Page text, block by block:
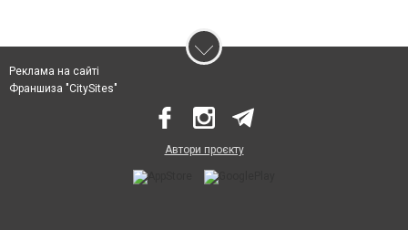
Реклама на сайті
Франшиза "CitySites"
Автори проєкту